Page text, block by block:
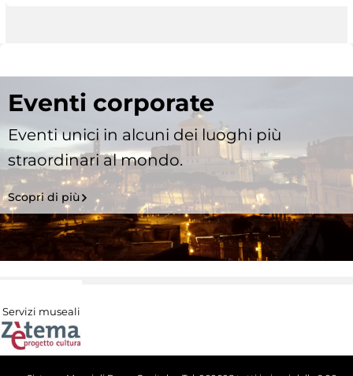
Eventi corporate
Eventi unici in alcuni dei luoghi più
straordinari al mondo.
Scopri di più
Servizi museali